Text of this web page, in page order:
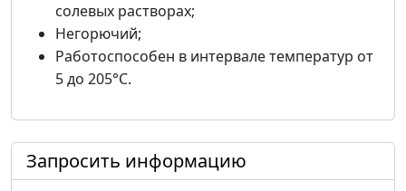
солевых растворах;
Негорючий;
Работоспособен в интервале температур от
5 до 205°С.
Запросить информацию